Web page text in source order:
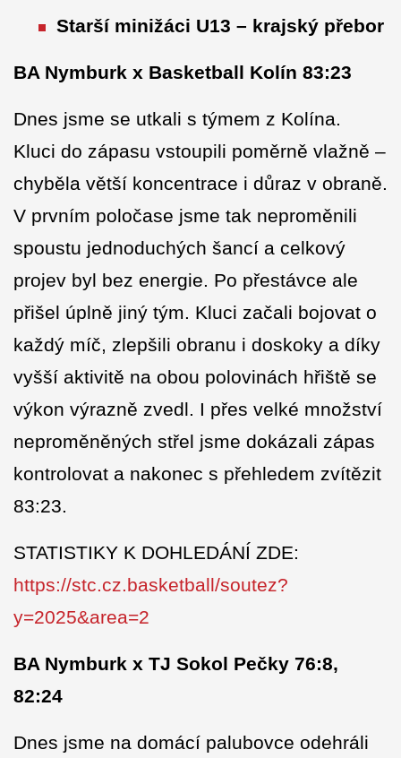
Starší minižáci U13 – krajský přebor
BA Nymburk x Basketball Kolín 83:23
Dnes jsme se utkali s týmem z Kolína.
Kluci do zápasu vstoupili poměrně vlažně –
chyběla větší koncentrace i důraz v obraně.
V prvním poločase jsme tak neproměnili
spoustu jednoduchých šancí a celkový
projev byl bez energie. Po přestávce ale
přišel úplně jiný tým. Kluci začali bojovat o
každý míč, zlepšili obranu i doskoky a díky
vyšší aktivitě na obou polovinách hřiště se
výkon výrazně zvedl. I přes velké množství
neproměněných střel jsme dokázali zápas
kontrolovat a nakonec s přehledem zvítězit
83:23.
STATISTIKY K DOHLEDÁNÍ ZDE:
https://stc.cz.basketball/soutez?
y=2025&area=2
BA Nymburk x TJ Sokol Pečky 76:8,
82:24
Dnes jsme na domácí palubovce odehráli